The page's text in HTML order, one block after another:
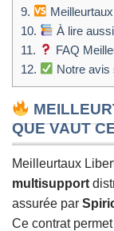
9.
10.
À lire aussi
11.
FAQ
12.
Notre avis
QUE VAUT
Meilleurtaux
multisupport
assurée par
Ce contrat